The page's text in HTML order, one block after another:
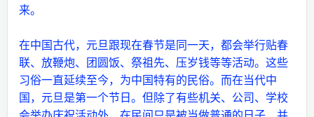
来。
在中国古代，元旦跟现在春节是同一天，都会举行贴春
联、放鞭炮、团圆饭、祭祖先、压岁钱等等活动。这些
习俗一直延续至今，为中国特有的民俗。而在当代中
国，元旦是第一个节日。但除了有些机关、公司、学校